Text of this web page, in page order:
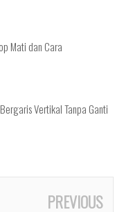
Mati dan Cara
Vertikal Tanpa Ganti
PREVIOUS